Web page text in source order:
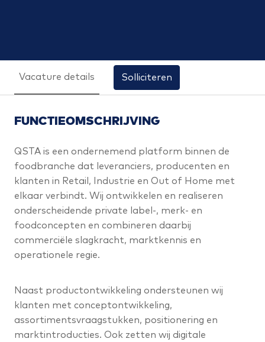
Vacature details Solliciteren
FUNCTIEOMSCHRIJVING
QSTA is een ondernemend platform binnen de
foodbranche dat leveranciers, producenten en
klanten in Retail, Industrie en Out of Home met
elkaar verbindt. Wij ontwikkelen en realiseren
onderscheidende private label-, merk- en
foodconcepten en combineren daarbij
commerciële slagkracht, marktkennis en
operationele regie.
Naast productontwikkeling ondersteunen wij
klanten met conceptontwikkeling,
assortimentsvraagstukken, positionering en
marktintroducties. Ook zetten wij digitale